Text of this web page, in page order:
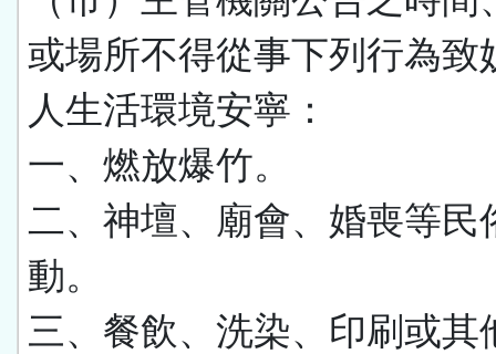
或場所不得從事下列行為致
人生活環境安寧：
一、燃放爆竹。
二、神壇、廟會、婚喪等民
動。
三、餐飲、洗染、印刷或其